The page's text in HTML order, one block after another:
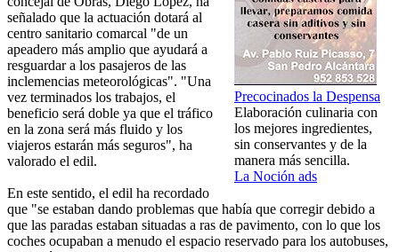
Precocinados la Despensa
Elaboración culinaria con
los mejores ingredientes,
sin conservantes y de la
manera más sencilla.
La Noción ads
señalado que la actuación dotará al
centro sanitario comarcal "de un
apeadero más amplio que ayudará a
resguardar a los pasajeros de las
inclemencias meteorológicas". "Una
vez terminados los trabajos, el
beneficio será doble ya que el tráfico
en la zona será más fluido y los
viajeros estarán más seguros", ha
valorado el edil.
En este sentido, el edil ha recordado
que "se estaban dando problemas que había que corregir debido a
que las paradas estaban situadas a ras de pavimento, con lo que los
coches ocupaban a menudo el espacio reservado para los autobuses,